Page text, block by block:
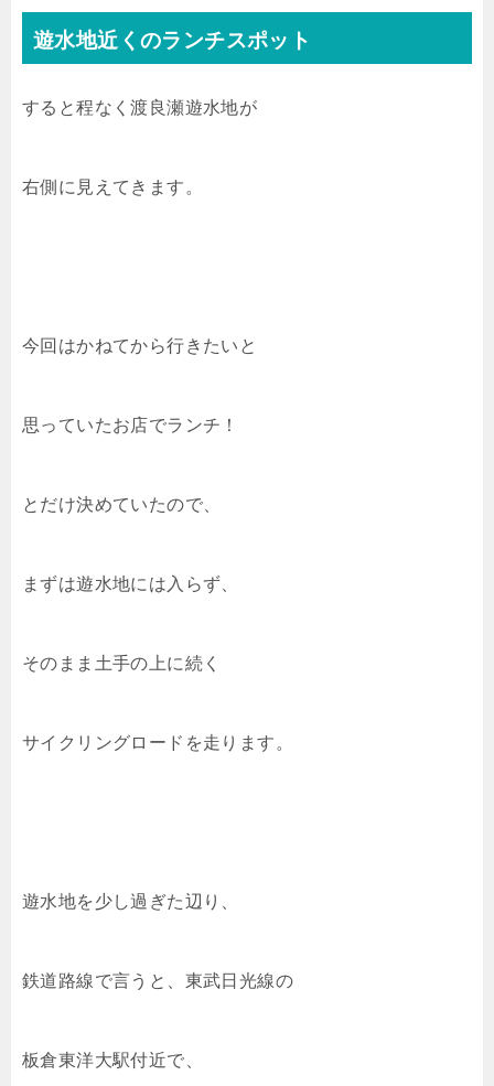
遊水地近くのランチスポット
すると程なく渡良瀬遊水地が
右側に見えてきます。
今回はかねてから行きたいと
思っていたお店でランチ！
とだけ決めていたので、
まずは遊水地には入らず、
そのまま土手の上に続く
サイクリングロードを走ります。
遊水地を少し過ぎた辺り、
鉄道路線で言うと、東武日光線の
板倉東洋大駅付近で、